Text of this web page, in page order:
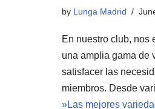
by Lunga Madrid
En nuestro club, nos
una amplia gama de
satisfacer las
miembros. Desde
»Las mejores